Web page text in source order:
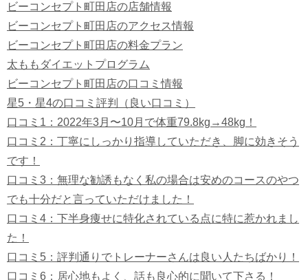
ビーコンセプト町田店の店舗情報
ビーコンセプト町田店のアクセス情報
ビーコンセプト町田店の料金プラン
太ももダイエットプログラム
ビーコンセプト町田店の口コミ情報
星5・星4の口コミ評判（良い口コミ）
口コミ1： 2022年3月〜10月で体重79.8kg→48kg！
口コミ2： 丁寧にしっかり指導していただき、脚に効きそう
です！
口コミ3： 無理な勧誘もなく私の場合は安めのコースのやつ
でも十分だと言っていただけました！
口コミ4： 下半身痩せに特化されている点に特に惹かれまし
た！
口コミ5： 評判通りでトレーナーさんは良い人たちばかり！
口コミ6： 居心地もよく、話も良心的に聞いて下さる！